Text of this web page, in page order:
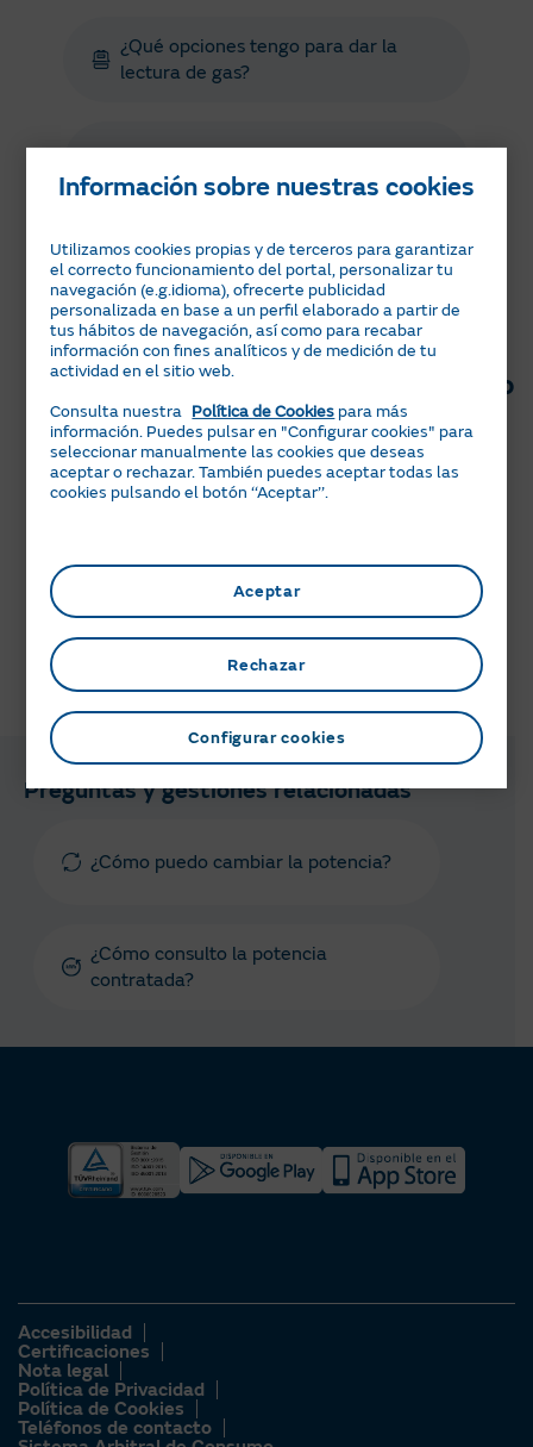
¿Qué opciones tengo para dar la
lectura de gas?
¿Cómo registrarse en Área Clientes?
¿Cuánto tarda en realizarse el cambio
de potencia?
Desde tu solicitud, la previsión para la realización del
cambio es de 5 días.
días por tener que enviar un técnico al domicilio.
¿Te ha parecido útil esta información?
Preguntas y gestiones relacionadas
¿Cómo puedo cambiar la potencia?
¿Cómo consulto la potencia
contratada?
Accesibilidad
Certificaciones
Nota legal
Política de Privacidad
Política de Cookies
Teléfonos de contacto
Información sobre nuestras cookies
Utilizamos cookies propias y de terceros para garantizar
el correcto funcionamiento del portal, personalizar tu
navegación (e.g.idioma), ofrecerte publicidad
personalizada en base a un perfil elaborado a partir de
tus hábitos de navegación, así como para recabar
información con fines analíticos y de medición de tu
actividad en el sitio web.
Consulta nuestra Política de Cookies para más
información. Puedes pulsar en "Configurar cookies" para
seleccionar manualmente las cookies que deseas
aceptar o rechazar. También puedes aceptar todas las
cookies pulsando el botón ‘‘Aceptar’’.
Rechazar
Aceptar
Configurar cookies